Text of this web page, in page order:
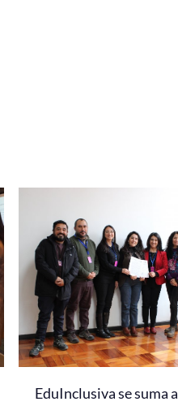
EduInclusiva se suma a